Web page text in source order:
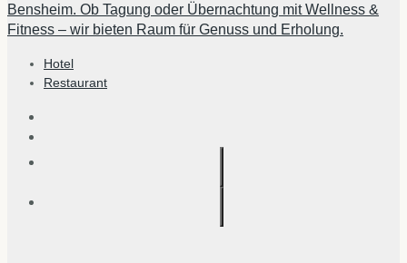
Bensheim. Ob Tagung oder Übernachtung mit Wellness &
Fitness – wir bieten Raum für Genuss und Erholung.
Hotel
Restaurant